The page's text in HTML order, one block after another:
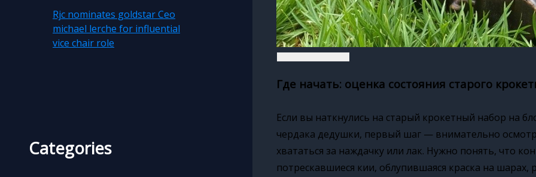
Rjc nominates goldstar Ceo
michael lerche for influential
vice chair role
Categories
Где начать: оценка состояния старого
Если вы наткнулись на старый крокетный набор на
чердака дедушки, первый шаг — внимательно
хвататься за наждачку или лак. Нужно понять, что
потрескавшиеся кии, облупившаяся краска на шарах,